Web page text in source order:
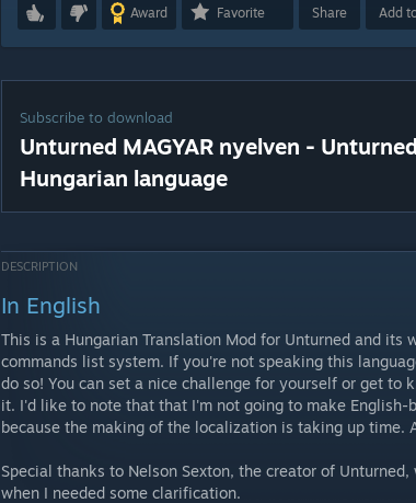
Award Favorite Share Add
Subscribe to download
Unturned MAGYAR nyelven -
Hungarian language
DESCRIPTION
In English
This is a Hungarian Translation Mod for Unturned and its
commands list system. If you're not speaking this
do so! You can set a nice challenge for yourself or get to
it. I'd like to note that that I'm not going to make English-
because the making of the localization is taking up time.
Special thanks to Nelson Sexton, the creator of
when I needed some clarification.